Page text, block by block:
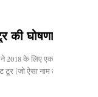
घोषणा की
2018 के लिए एक नए टूर
(जो ऐसा नाम लगता है